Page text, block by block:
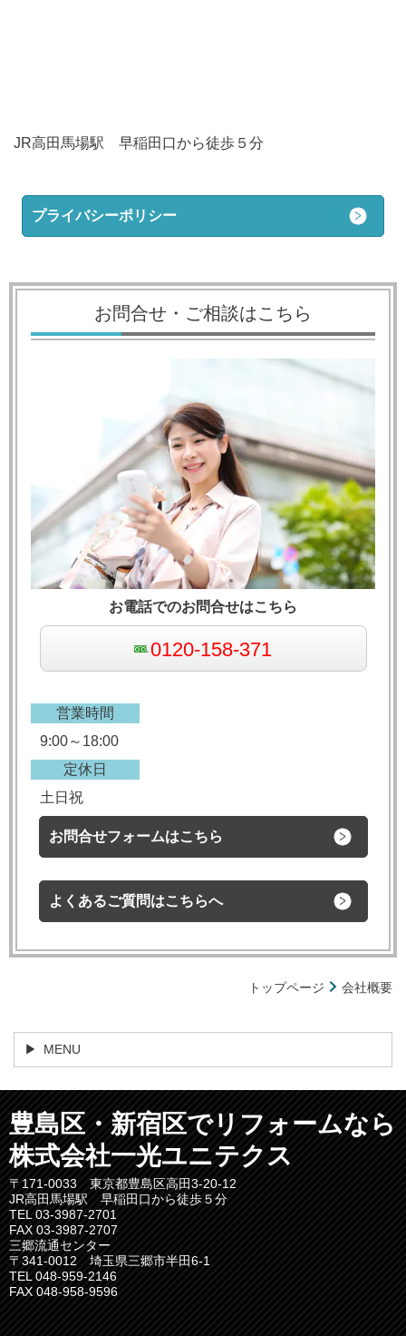
JR高田馬場駅 早稲田口から徒歩５分
プライバシーポリシー
お問合せ・ご相談はこちら
お電話でのお問合せはこちら
0120-158-371
営業時間
9:00～18:00
定休日
土日祝
お問合せフォームはこちら
よくあるご質問はこちらへ
トップページ 会社概要
MENU
豊島区・新宿区でリフォームなら
株式会社一光ユニテクス
〒171-0033 東京都豊島区高田3-20-12
JR高田馬場駅 早稲田口から徒歩５分
TEL 03-3987-2701
FAX 03-3987-2707
三郷流通センター
〒341-0012 埼玉県三郷市半田6-1
TEL 048-959-2146
FAX 048-958-9596